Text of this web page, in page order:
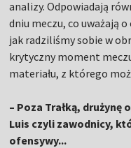
analizy. Odpowiadają
dniu meczu, co uważają
jak radziliśmy sobie w
krytyczny moment
materiału, z którego
– Poza Trałką, drużynę
Luis czyli zawodnicy,
ofensywy...